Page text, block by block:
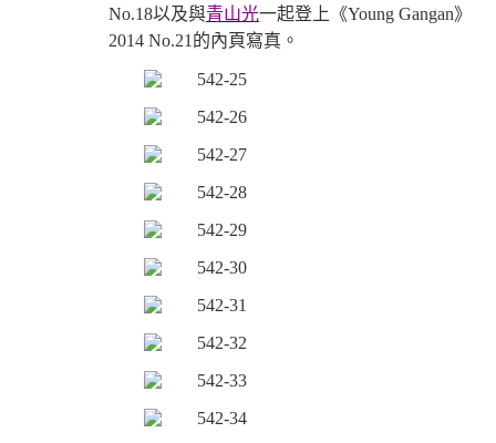
No.18以及與青山光一起登上《Young Gangan》
2014 No.21的內頁寫真。